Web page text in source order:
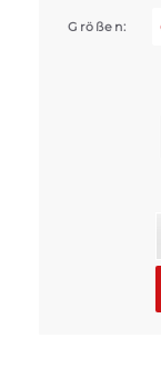
Größen: